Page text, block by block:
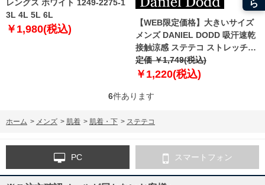
レングス ホワイト 1249-2275-1
3L 4L 5L 6L
￥1,980(税込)
【WEB限定価格】大きいサイズ
メンズ DANIEL DODD 吸汗速乾
接触涼感 ステテコ ストレッチ
azst-210201
定価 ￥1,749(税込)
￥1,220(税込)
6件あります
ホーム > メンズ > 肌着 > 肌着・下 > ステテコ
PC スマートフォン